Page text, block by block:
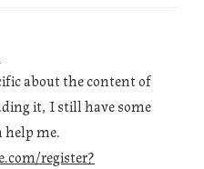
about the content of
it, I still have some
help me.
register?